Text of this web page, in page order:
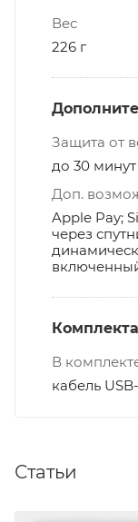
Вес
226 г
Защита от
до 30
Доп.
Apple Pay;
через
В
кабель
Статьи